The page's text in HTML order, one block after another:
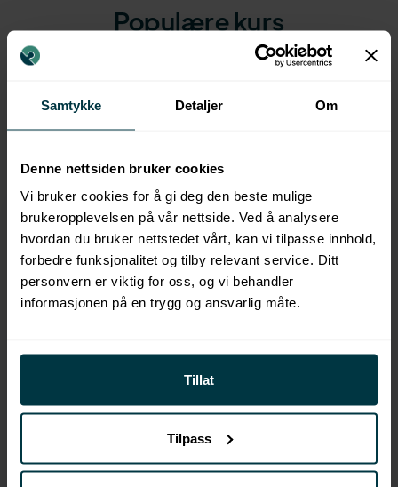
Samtykke Detaljer Om
Denne nettsiden bruker cookies
Vi bruker cookies for å gi deg den beste mulige
brukeropplevelsen på vår nettside. Ved å analysere
hvordan du bruker nettstedet vårt, kan vi tilpasse innhold,
forbedre funksjonalitet og tilby relevant service. Ditt
personvern er viktig for oss, og vi behandler
informasjonen på en trygg og ansvarlig måte.
Tillat
Tilpass
Populære kurs
FLERE KURS